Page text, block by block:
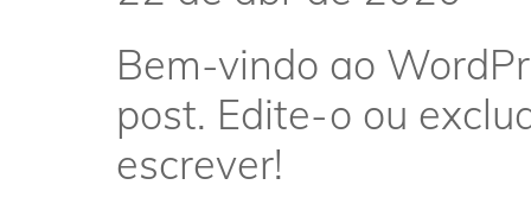
Bem-vindo ao
post. Edite-o ou
escrever!